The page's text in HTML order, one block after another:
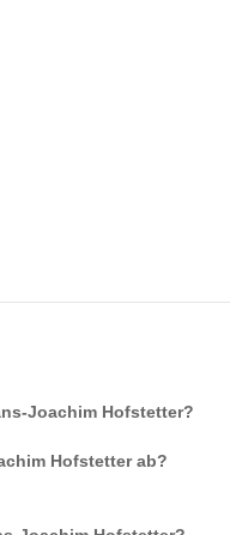
Joachim Hofstetter?
Hofstetterab?